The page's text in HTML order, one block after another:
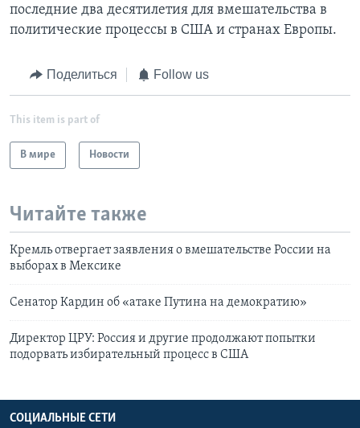
последние два десятилетия для вмешательства в
политические процессы в США и странах Европы.
Поделиться Follow us
This item is part of
В мире Новости
Читайте также
Кремль отвергает заявления о вмешательстве России на
выборах в Мексике
Сенатор Кардин об «атаке Путина на демократию»
Директор ЦРУ: Россия и другие продолжают попытки
подорвать избирательный процесс в США
СОЦИАЛЬНЫЕ СЕТИ